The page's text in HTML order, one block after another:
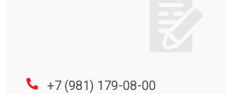
+7 (981) 179-08-00